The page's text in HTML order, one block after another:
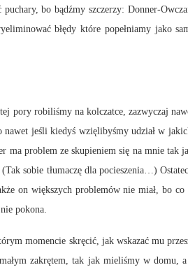
bo bądźmy szczerzy: Donner-
błędy które popełniamy jako
robiliśmy na kolczatce, zazwyczaj
nawet jeśli kiedyś wzięlibyśmy udział w
ma problem ze skupieniem się na mnie tak
sobie tłumaczę dla pocieszenia…)
on większych problemów nie miał, bo
pokona.
momencie skręcić, jak wskazać mu
zakrętem, tak jak mieliśmy w domu, a